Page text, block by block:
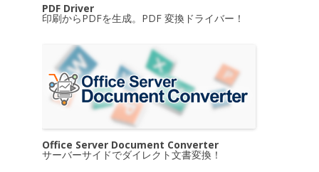
PDF Driver
印刷からPDFを生成。PDF 変換ドライバー！
Office Server Document Converter
サーバーサイドでダイレクト文書変換！